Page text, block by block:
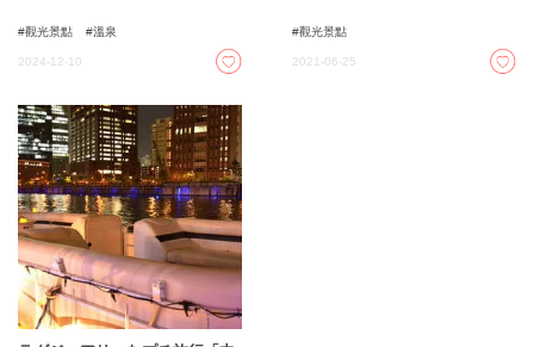
觀光景點 溫泉
2024-12-10
觀光景點
2021-06-25